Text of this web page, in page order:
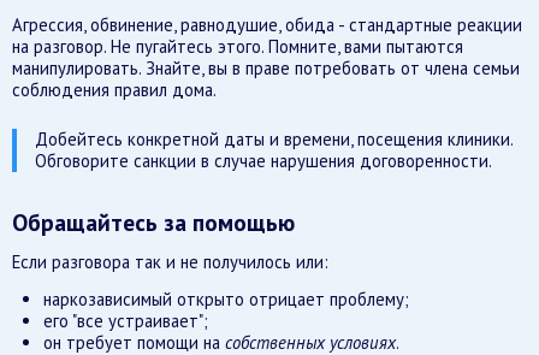
Агрессия, обвинение, равнодушие, обида - стандартные реакции
на разговор. Не пугайтесь этого. Помните, вами пытаются
манипулировать. Знайте, вы в праве потребовать от члена семьи
соблюдения правил дома.
Добейтесь конкретной даты и времени, посещения клиники.
Обговорите санкции в случае нарушения договоренности.
Обращайтесь за помощью
Если разговора так и не получилось или:
наркозависимый открыто отрицает проблему;
его "все устраивает";
он требует помощи на собственных условиях.